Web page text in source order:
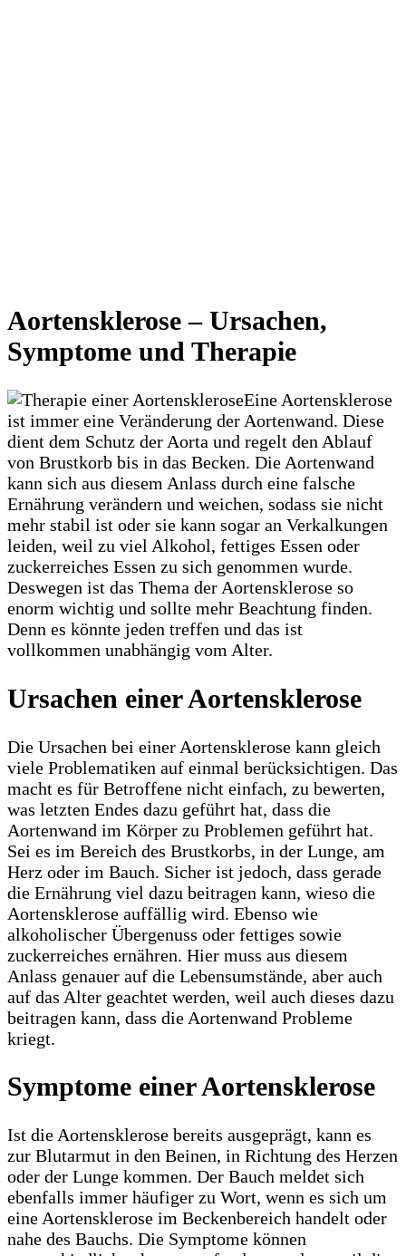
Aortensklerose – Ursachen,
Symptome und Therapie
Eine Aortensklerose
ist immer eine Veränderung der Aortenwand. Diese
dient dem Schutz der Aorta und regelt den Ablauf
von Brustkorb bis in das Becken. Die Aortenwand
kann sich aus diesem Anlass durch eine falsche
Ernährung verändern und weichen, sodass sie nicht
mehr stabil ist oder sie kann sogar an Verkalkungen
leiden, weil zu viel Alkohol, fettiges Essen oder
zuckerreiches Essen zu sich genommen wurde.
Deswegen ist das Thema der Aortensklerose so
enorm wichtig und sollte mehr Beachtung finden.
Denn es könnte jeden treffen und das ist
vollkommen unabhängig vom Alter.
Ursachen einer Aortensklerose
Die Ursachen bei einer Aortensklerose kann gleich
viele Problematiken auf einmal berücksichtigen. Das
macht es für Betroffene nicht einfach, zu bewerten,
was letzten Endes dazu geführt hat, dass die
Aortenwand im Körper zu Problemen geführt hat.
Sei es im Bereich des Brustkorbs, in der Lunge, am
Herz oder im Bauch. Sicher ist jedoch, dass gerade
die Ernährung viel dazu beitragen kann, wieso die
Aortensklerose auffällig wird. Ebenso wie
alkoholischer Übergenuss oder fettiges sowie
zuckerreiches ernähren. Hier muss aus diesem
Anlass genauer auf die Lebensumstände, aber auch
auf das Alter geachtet werden, weil auch dieses dazu
beitragen kann, dass die Aortenwand Probleme
kriegt.
Symptome einer Aortensklerose
Ist die Aortensklerose bereits ausgeprägt, kann es
zur Blutarmut in den Beinen, in Richtung des Herzen
oder der Lunge kommen. Der Bauch meldet sich
ebenfalls immer häufiger zu Wort, wenn es sich um
eine Aortensklerose im Beckenbereich handelt oder
nahe des Bauchs. Die Symptome können